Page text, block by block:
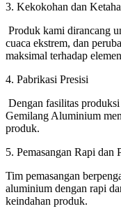
3. Kekokohan dan
Produk kami dirancang
cuaca ekstrem, dan
maksimal terhadap
4. Pabrikasi Presisi
Dengan fasilitas
Gemilang Aluminium
produk.
5. Pemasangan Rapi dan
Tim pemasangan
aluminium dengan rapi
keindahan produk.